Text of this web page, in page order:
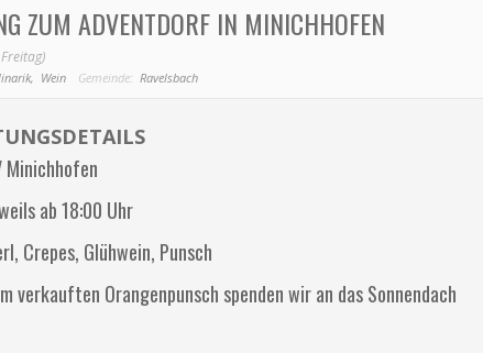
ZUM ADVENTDORF IN MINICHHOFEN
Wein Gemeinde: Ravelsbach
Minichhofen
ab 18:00 Uhr
Crepes, Glühwein, Punsch
verkauften Orangenpunsch spenden wir an das Sonnendach